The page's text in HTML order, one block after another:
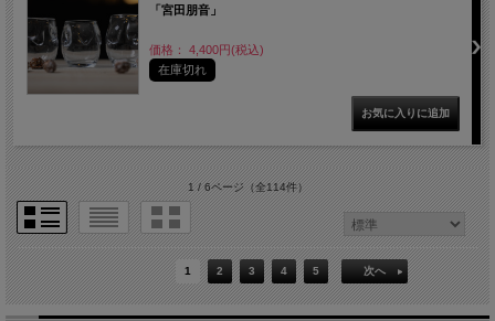
「宮田朋音」
価格： 4,400円(税込)
在庫切れ
1 / 6ページ（全114件）
1 2 3 4 5 次へ